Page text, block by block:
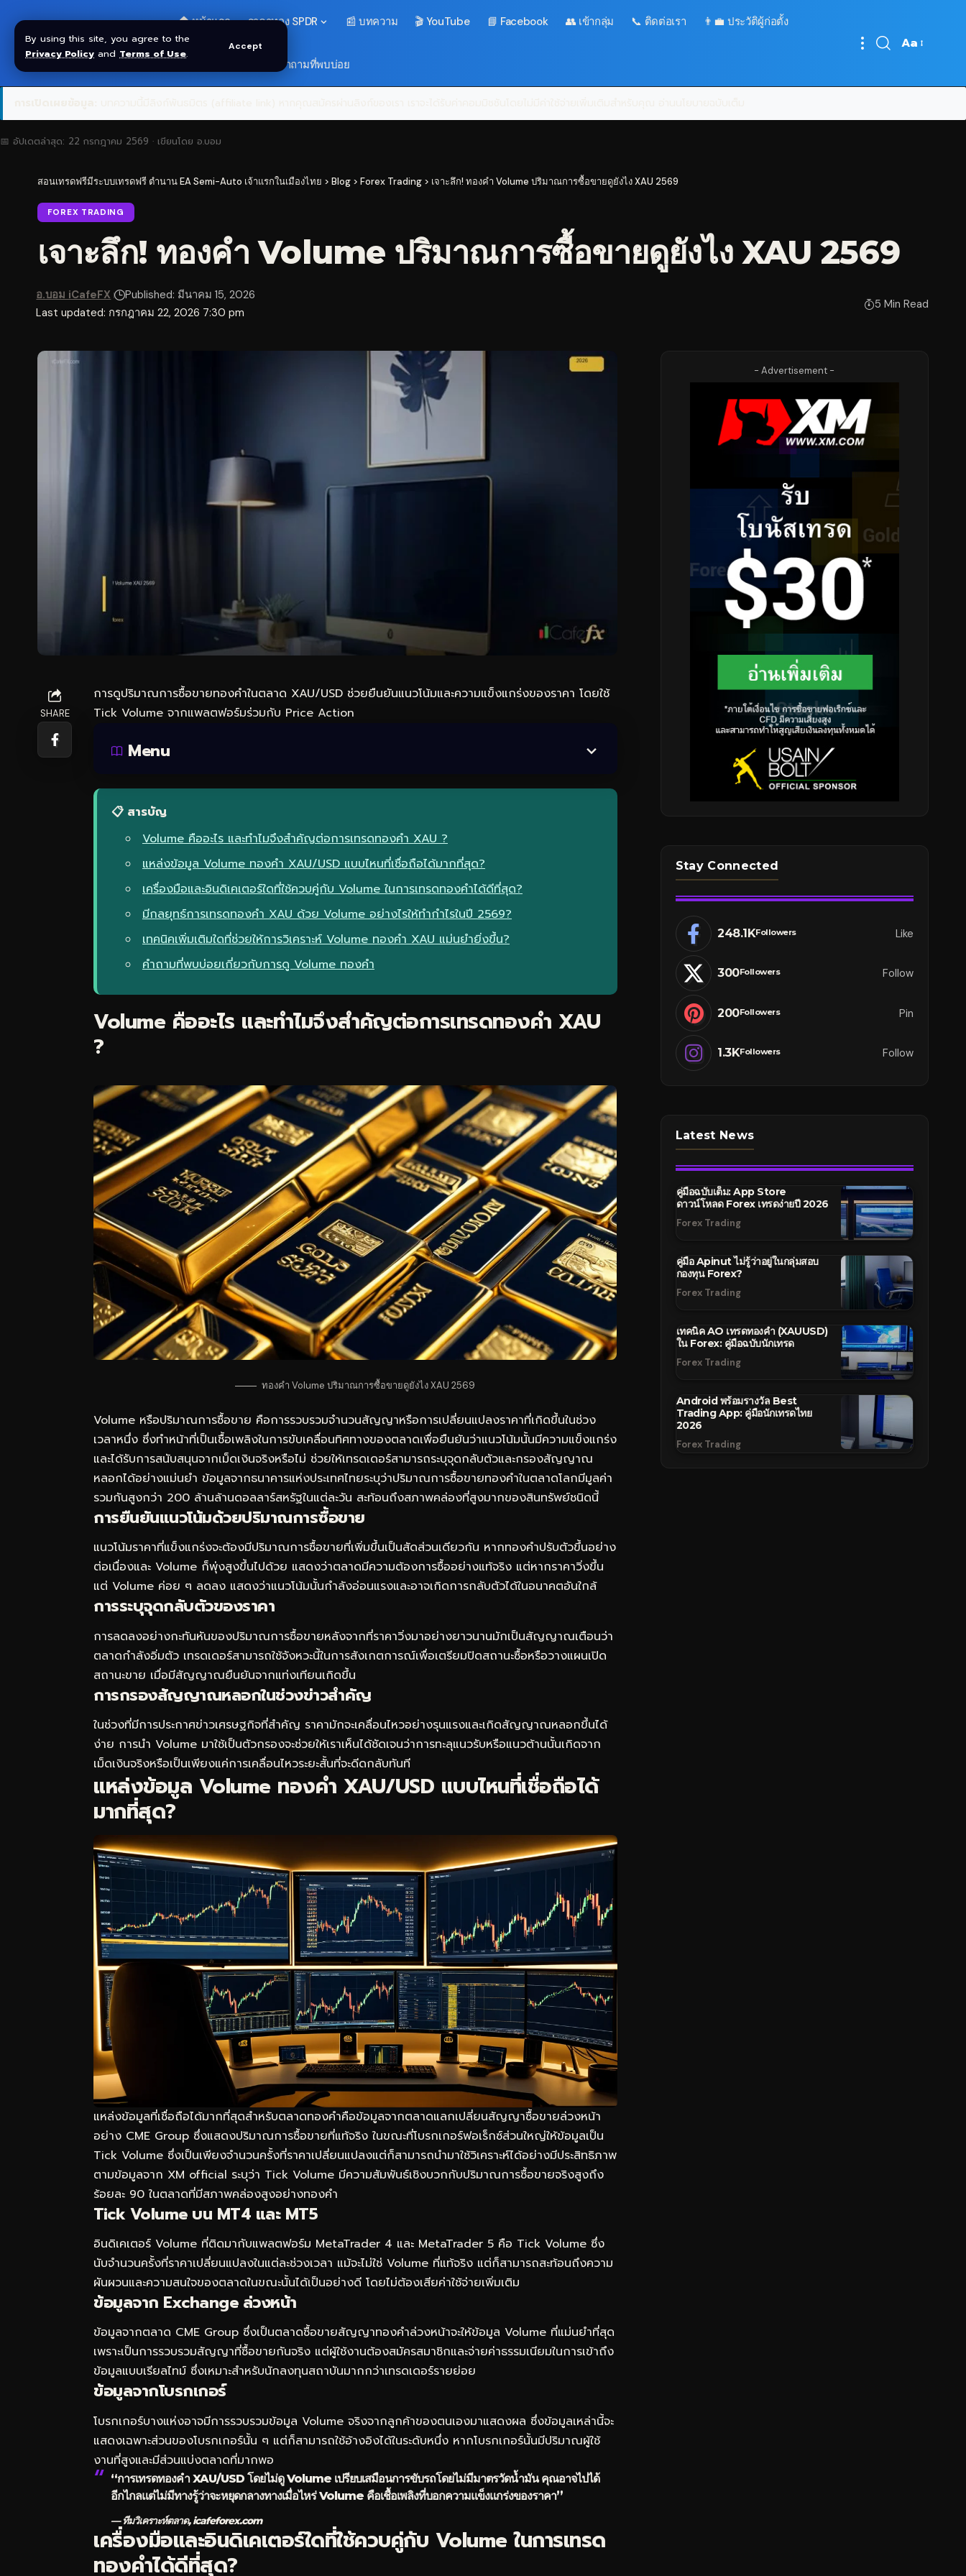
By using this site, you agree to the
Privacy Policy and Terms of Use.
Accept
🏠 หน้าแรก ราคาทอง SPDR 📰 บทความ 🎬 YouTube 📘 Facebook 👥 เข้ากลุ่ม 📞 ติดต่อเรา 👨‍💼 ประวัติผู้ก่อตั้ง
❓ คำถามที่พบบ่อย
Font
Aa
📅 อัปเดตล่าสุด: 22 กรกฎาคม 2569 · เขียนโดย อ.บอม
สอนเทรดฟรีมีระบบเทรดฟรี ตำนาน EA Semi-Auto เจ้าแรกในเมืองไทย > Blog > Forex Trading > เจาะลึก! ทองคำ Volume ปริมาณการซื้อขายดูยังไง XAU 2569
FOREX TRADING
เจาะลึก! ทองคำ Volume ปริมาณการซื้อขายดูยังไง XAU 2569
Last updated: กรกฎาคม 22, 2026 7:30 pm
อ.บอม iCafeFX Published: มีนาคม 15, 2026
5 Min Read
SHARE
การดูปริมาณการซื้อขายทองคำในตลาด XAU/USD ช่วยยืนยันแนวโน้มและความแข็งแกร่งของราคา โดยใช้
Tick Volume จากแพลตฟอร์มร่วมกับ Price Action
Menu
📋 สารบัญ
Volume คืออะไร และทำไมจึงสำคัญต่อการเทรดทองคำ XAU ?
แหล่งข้อมูล Volume ทองคำ XAU/USD แบบไหนที่เชื่อถือได้มากที่สุด?
เครื่องมือและอินดิเคเตอร์ใดที่ใช้ควบคู่กับ Volume ในการเทรดทองคำได้ดีที่สุด?
มีกลยุทธ์การเทรดทองคำ XAU ด้วย Volume อย่างไรให้ทำกำไรในปี 2569?
เทคนิคเพิ่มเติมใดที่ช่วยให้การวิเคราะห์ Volume ทองคำ XAU แม่นยำยิ่งขึ้น?
คำถามที่พบบ่อยเกี่ยวกับการดู Volume ทองคำ
Volume คืออะไร และทำไมจึงสำคัญต่อการเทรดทองคำ XAU
?
ทองคำ Volume ปริมาณการซื้อขายดูยังไง XAU 2569
Volume หรือปริมาณการซื้อขาย คือการรวบรวมจำนวนสัญญาหรือการเปลี่ยนแปลงราคาที่เกิดขึ้นในช่วง
เวลาหนึ่ง ซึ่งทำหน้าที่เป็นเชื้อเพลิงในการขับเคลื่อนทิศทางของตลาดเพื่อยืนยันว่าแนวโน้มนั้นมีความแข็งแกร่ง
และได้รับการสนับสนุนจากเม็ดเงินจริงหรือไม่ ช่วยให้เทรดเดอร์สามารถระบุจุดกลับตัวและกรองสัญญาณ
หลอกได้อย่างแม่นยำ ข้อมูลจากธนาคารแห่งประเทศไทยระบุว่าปริมาณการซื้อขายทองคำในตลาดโลกมีมูลค่า
รวมกันสูงกว่า 200 ล้านล้านดอลลาร์สหรัฐในแต่ละวัน สะท้อนถึงสภาพคล่องที่สูงมากของสินทรัพย์ชนิดนี้
การยืนยันแนวโน้มด้วยปริมาณการซื้อขาย
แนวโน้มราคาที่แข็งแกร่งจะต้องมีปริมาณการซื้อขายที่เพิ่มขึ้นเป็นสัดส่วนเดียวกัน หากทองคำปรับตัวขึ้นอย่าง
ต่อเนื่องและ Volume ก็พุ่งสูงขึ้นไปด้วย แสดงว่าตลาดมีความต้องการซื้ออย่างแท้จริง แต่หากราคาวิ่งขึ้น
แต่ Volume ค่อย ๆ ลดลง แสดงว่าแนวโน้มนั้นกำลังอ่อนแรงและอาจเกิดการกลับตัวได้ในอนาคตอันใกล้
การระบุจุดกลับตัวของราคา
การลดลงอย่างกะทันหันของปริมาณการซื้อขายหลังจากที่ราคาวิ่งมาอย่างยาวนานมักเป็นสัญญาณเตือนว่า
ตลาดกำลังอิ่มตัว เทรดเดอร์สามารถใช้จังหวะนี้ในการสังเกตการณ์เพื่อเตรียมปิดสถานะซื้อหรือวางแผนเปิด
สถานะขาย เมื่อมีสัญญาณยืนยันจากแท่งเทียนเกิดขึ้น
การกรองสัญญาณหลอกในช่วงข่าวสำคัญ
ในช่วงที่มีการประกาศข่าวเศรษฐกิจที่สำคัญ ราคามักจะเคลื่อนไหวอย่างรุนแรงและเกิดสัญญาณหลอกขึ้นได้
ง่าย การนำ Volume มาใช้เป็นตัวกรองจะช่วยให้เราเห็นได้ชัดเจนว่าการทะลุแนวรับหรือแนวต้านนั้นเกิดจาก
เม็ดเงินจริงหรือเป็นเพียงแค่การเคลื่อนไหวระยะสั้นที่จะดีดกลับทันที
แหล่งข้อมูล Volume ทองคำ XAU/USD แบบไหนที่เชื่อถือได้
มากที่สุด?
แหล่งข้อมูลที่เชื่อถือได้มากที่สุดสำหรับตลาดทองคำคือข้อมูลจากตลาดแลกเปลี่ยนสัญญาซื้อขายล่วงหน้า
อย่าง CME Group ซึ่งแสดงปริมาณการซื้อขายที่แท้จริง ในขณะที่โบรกเกอร์ฟอเร็กซ์ส่วนใหญ่ให้ข้อมูลเป็น
Tick Volume ซึ่งเป็นเพียงจำนวนครั้งที่ราคาเปลี่ยนแปลงแต่ก็สามารถนำมาใช้วิเคราะห์ได้อย่างมีประสิทธิภาพ
ตามข้อมูลจาก XM official ระบุว่า Tick Volume มีความสัมพันธ์เชิงบวกกับปริมาณการซื้อขายจริงสูงถึง
ร้อยละ 90 ในตลาดที่มีสภาพคล่องสูงอย่างทองคำ
Tick Volume บน MT4 และ MT5
อินดิเคเตอร์ Volume ที่ติดมากับแพลตฟอร์ม MetaTrader 4 และ MetaTrader 5 คือ Tick Volume ซึ่ง
นับจำนวนครั้งที่ราคาเปลี่ยนแปลงในแต่ละช่วงเวลา แม้จะไม่ใช่ Volume ที่แท้จริง แต่ก็สามารถสะท้อนถึงความ
ผันผวนและความสนใจของตลาดในขณะนั้นได้เป็นอย่างดี โดยไม่ต้องเสียค่าใช้จ่ายเพิ่มเติม
ข้อมูลจาก Exchange ล่วงหน้า
ข้อมูลจากตลาด CME Group ซึ่งเป็นตลาดซื้อขายสัญญาทองคำล่วงหน้าจะให้ข้อมูล Volume ที่แม่นยำที่สุด
เพราะเป็นการรวบรวมสัญญาที่ซื้อขายกันจริง แต่ผู้ใช้งานต้องสมัครสมาชิกและจ่ายค่าธรรมเนียมในการเข้าถึง
ข้อมูลแบบเรียลไทม์ ซึ่งเหมาะสำหรับนักลงทุนสถาบันมากกว่าเทรดเดอร์รายย่อย
ข้อมูลจากโบรกเกอร์
โบรกเกอร์บางแห่งอาจมีการรวบรวมข้อมูล Volume จริงจากลูกค้าของตนเองมาแสดงผล ซึ่งข้อมูลเหล่านี้จะ
แสดงเฉพาะส่วนของโบรกเกอร์นั้น ๆ แต่ก็สามารถใช้อ้างอิงได้ในระดับหนึ่ง หากโบรกเกอร์นั้นมีปริมาณผู้ใช้
งานที่สูงและมีส่วนแบ่งตลาดที่มากพอ
“การเทรดทองคำ XAU/USD โดยไม่ดู Volume เปรียบเสมือนการขับรถโดยไม่มีมาตรวัดน้ำมัน คุณอาจไปได้
อีกไกลแต่ไม่มีทางรู้ว่าจะหยุดกลางทางเมื่อไหร่ Volume คือเชื้อเพลิงที่บอกความแข็งแกร่งของราคา”
— ทีมวิเคราะห์ตลาด, icafeforex.com
เครื่องมือและอินดิเคเตอร์ใดที่ใช้ควบคู่กับ Volume ในการเทรด
ทองคำได้ดีที่สุด?
- Advertisement -
Stay Connected
248.1KFollowers Like
300Followers Follow
200Followers Pin
1.3KFollowers Follow
Latest News
คู่มือฉบับเต็ม: App Store
ดาวน์โหลด Forex เทรดง่ายปี 2026
Forex Trading
คู่มือ Apinut ไม่รู้ว่าอยู่ในกลุ่มสอบ
กองทุน Forex?
Forex Trading
เทคนิค AO เทรดทองคำ (XAUUSD)
ใน Forex: คู่มือฉบับนักเทรด
Forex Trading
Android พร้อมรางวัล Best
Trading App: คู่มือนักเทรดไทย
2026
Forex Trading